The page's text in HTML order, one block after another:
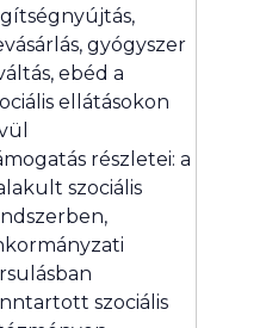
gyógyszer
ebéd a
ellátásokon
részletei: a
szociális
szociális